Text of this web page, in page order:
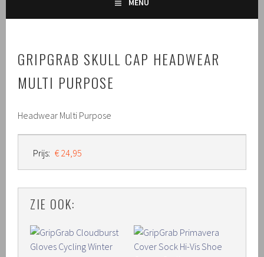
MENU
GRIPGRAB SKULL CAP HEADWEAR
MULTI PURPOSE
Headwear Multi Purpose
Prijs: € 24,95
ZIE OOK: